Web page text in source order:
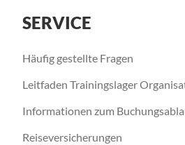
SERVICE
Häufig gestellte Fragen
Leitfaden Trainingslager
Informationen zum
Reiseversicherungen